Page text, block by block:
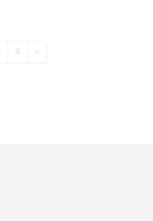
4 »